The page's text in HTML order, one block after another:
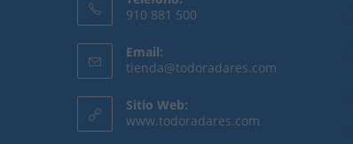
en
tu
aplicación
910 881 500
abre
en
tu
aplicación
Email:
tienda@todoradares.com
Sitio Web:
www.todoradares.com